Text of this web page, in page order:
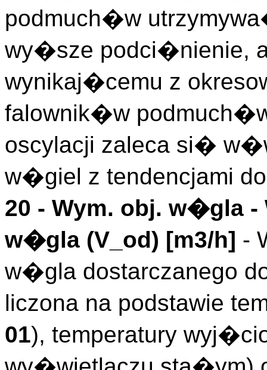
podmuch�w
wy�sze podci�nienie,
wynikaj�cemu z
falownik�w
oscylacji zaleca si�
w�giel z tendencjami
20 - Wym. obj. w�gla -
w�gla (V_od) [m3/h] -
w�gla dostarczanego
liczona na podstawie
01), temperatury